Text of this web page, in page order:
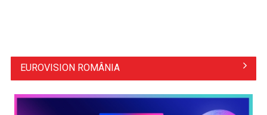
EUROVISION ROMÂNIA